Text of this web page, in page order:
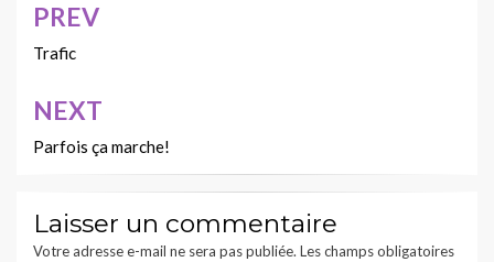
Navigation
de
l’article
PREV
Trafic
NEXT
Parfois ça marche!
Laisser un commentaire
Votre adresse e-mail ne sera pas publiée. Les champs obligatoires